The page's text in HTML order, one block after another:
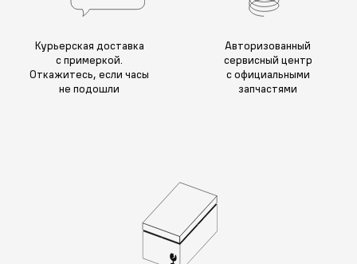
Курьерская доставка
с примеркой.
Откажитесь, если часы
не подошли
Авторизованный
сервисный центр
с официальными
запчастями